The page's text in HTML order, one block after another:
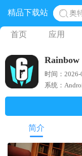
精品下载站
奥
网
黎
蛋
首页 应用
时间：
系统：
简介